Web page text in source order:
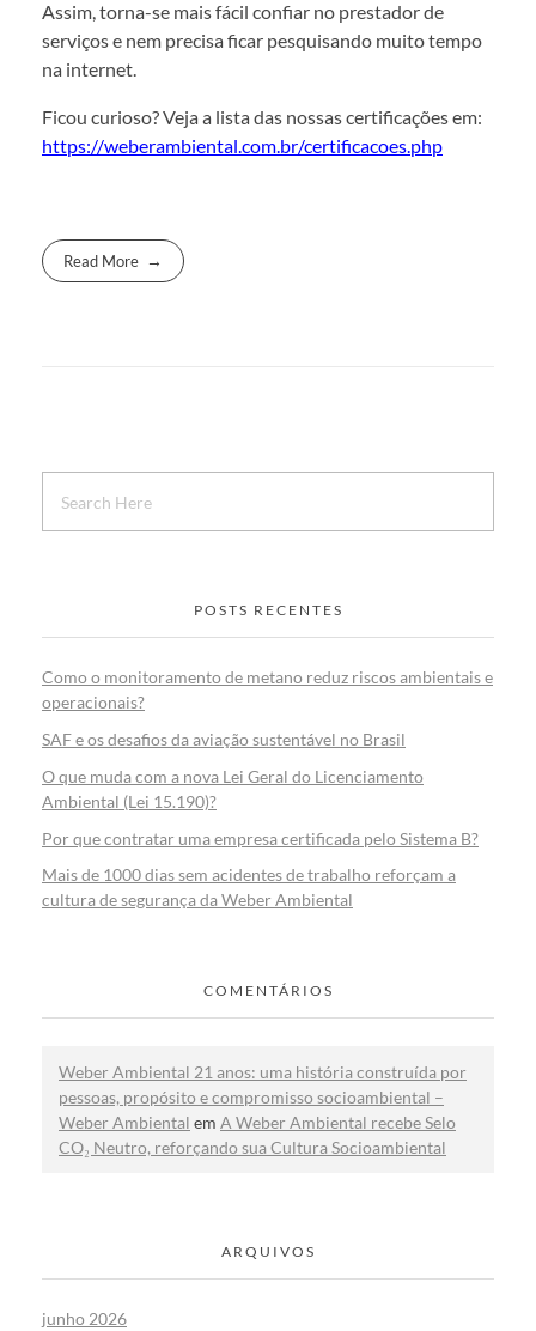
Assim, torna-se mais fácil confiar no prestador de
serviços e nem precisa ficar pesquisando muito tempo
na internet.
Ficou curioso? Veja a lista das nossas certificações em:
https://weberambiental.com.br/certificacoes.php
Read More
POSTS RECENTES
Como o monitoramento de metano reduz riscos ambientais e
operacionais?
SAF e os desafios da aviação sustentável no Brasil
O que muda com a nova Lei Geral do Licenciamento
Ambiental (Lei 15.190)?
Por que contratar uma empresa certificada pelo Sistema B?
Mais de 1000 dias sem acidentes de trabalho reforçam a
cultura de segurança da Weber Ambiental
COMENTÁRIOS
Weber Ambiental 21 anos: uma história construída por
pessoas, propósito e compromisso socioambiental –
Weber Ambiental em A Weber Ambiental recebe Selo
CO₂ Neutro, reforçando sua Cultura Socioambiental
ARQUIVOS
junho 2026